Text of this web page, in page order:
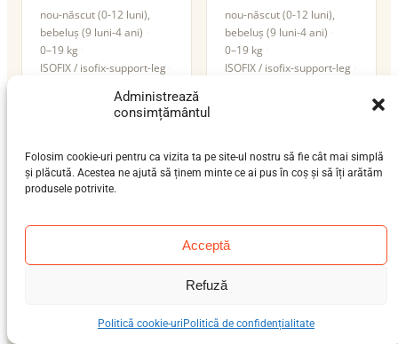
Administrează
consimțământul
Folosim cookie-uri pentru ca vizita ta pe site-ul nostru să fie cât mai simplă
și plăcută. Acestea ne ajută să ținem minte ce ai pus în coș și să îți arătăm
produsele potrivite.
Acceptă
Refuză
Politică cookie-uri Politică de confidențialitate
nou-născut (0-12 luni),
bebeluș (9 luni-4 ani)
0–19 kg
ISOFIX / isofix-support-leg
nou-născut (0-12 luni),
bebeluș (9 luni-4 ani)
0–19 kg
ISOFIX / isofix-support-leg
Cybex Sirona T i-
Cybex Solution G2